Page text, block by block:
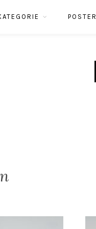
POSTER